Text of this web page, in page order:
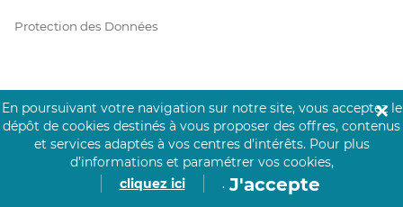
Protection des Données
PAIEMENT SÉCURISÉ
En poursuivant votre navigation sur notre site, vous acceptez le
dépôt de cookies destinés à vous proposer des offres, contenus
et services adaptés à vos centres d’intérêts. Pour plus
d’informations et paramétrer vos cookies,
cliquez ici
. J'accepte
✕